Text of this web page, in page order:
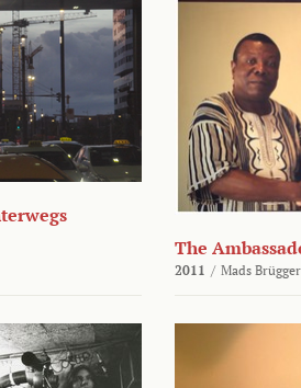
The
2011 / Mads Brügger